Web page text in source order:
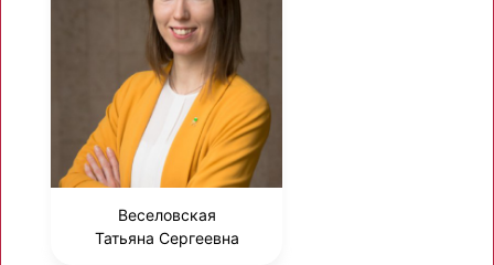
Веселовская
Татьяна Сергеевна